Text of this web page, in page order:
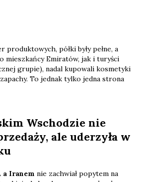
produktowych, półki były pełne, a
mieszkańcy Emiratów, jak i turyści
grupie), nadal kupowali kosmetyki
To jednak tylko jedna strona
Wschodzie nie
ale uderzyła w
a Iranem nie zachwiał popytem na